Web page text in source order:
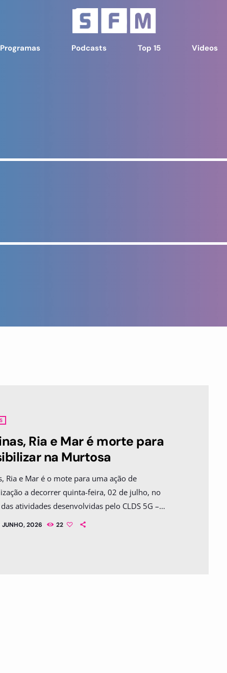
Programas Podcasts Top 15 Videos
Ria e Mar é morte para
na Murtosa
Ria e Mar é o mote para uma ação de
a decorrer quinta-feira, 02 de julho, no
atividades desenvolvidas pelo CLDS 5G –
+ Perto, em parceria com a Salv’Aqua –
JUNHO, 2026 22